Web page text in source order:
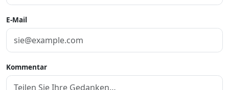
E-Mail
Kommentar